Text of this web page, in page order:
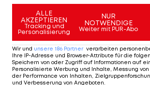
fühlt sich richtig gut an. Ich hoffe,
diese Richtung weiterentwickeln."
zeigt jedenfalls Kämpferqualitäten:
sportlichen Werdegang meines
steinige Weg zum Weltcupsieg
mir ebenfalls einen Sieg zu."
ALLE
AKZEPTIEREN
Tracking und
Personalisierung
NUR
NOTWENDIGE
Weiter mit PUR-Abo
Wir und unsere 186 Partner verarbeiten
Ihre IP-Adresse und Browser-Attribute für die
Speichern von oder Zugriff auf Informationen auf
Personalisierte Werbung und Inhalte, Messung
der Performance von Inhalten,
und Verbesserung von Angeboten.